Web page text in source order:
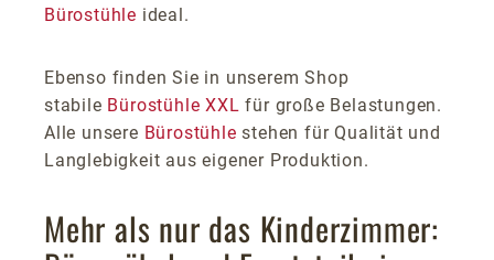
Bürostühle ideal.
Ebenso finden Sie in unserem Shop
stabile Bürostühle XXL für große Belastungen.
Alle unsere Bürostühle stehen für Qualität und
Langlebigkeit aus eigener Produktion.
Mehr als nur das Kinderzimmer: